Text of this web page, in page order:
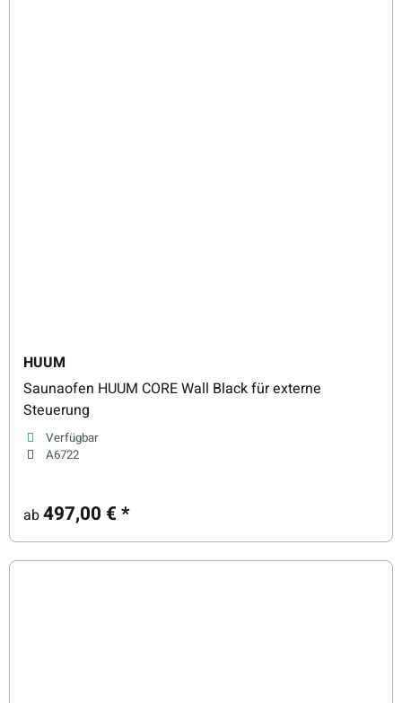
HUUM
Saunaofen HUUM CORE Wall Black für externe
Steuerung
Verfügbar
A6722
ab497,00 €*